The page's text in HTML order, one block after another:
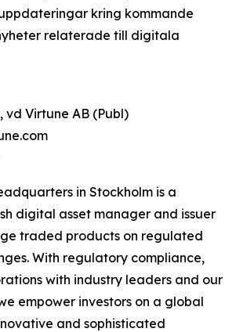
kring kommande
relaterade till digitala
vd Virtune AB (Publ)
in Stockholm is a
digital asset manager and issuer
traded products on regulated
With regulatory compliance,
with industry leaders and our
empower investors on a global
and sophisticated